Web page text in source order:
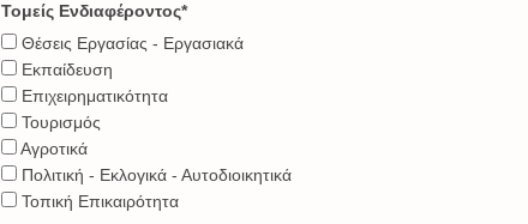
Τομείς Ενδιαφέροντος*
Θέσεις Εργασίας - Εργασιακά
Εκπαίδευση
Επιχειρηματικότητα
Τουρισμός
Αγροτικά
Πολιτική - Εκλογικά - Αυτοδιοικητικά
Τοπική Επικαιρότητα